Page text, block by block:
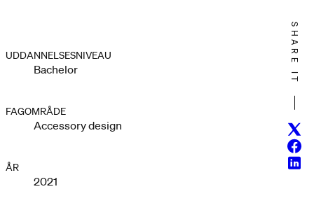
UDDANNELSESNIVEAU
Bachelor
FAGOMRÅDE
Accessory design
ÅR
2021
SHARE IT